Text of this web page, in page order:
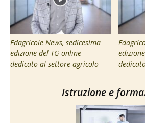
Edagricole News, sedicesima
edizione del TG online
dedicato al settore agricolo
Istruzione e